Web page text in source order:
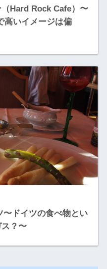
Hard Rock Cafe）〜
高いイメージは偏
ドイツの食べ物とい
？〜